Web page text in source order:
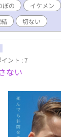
ぼの イケメン
切ない
ント : 7
ない